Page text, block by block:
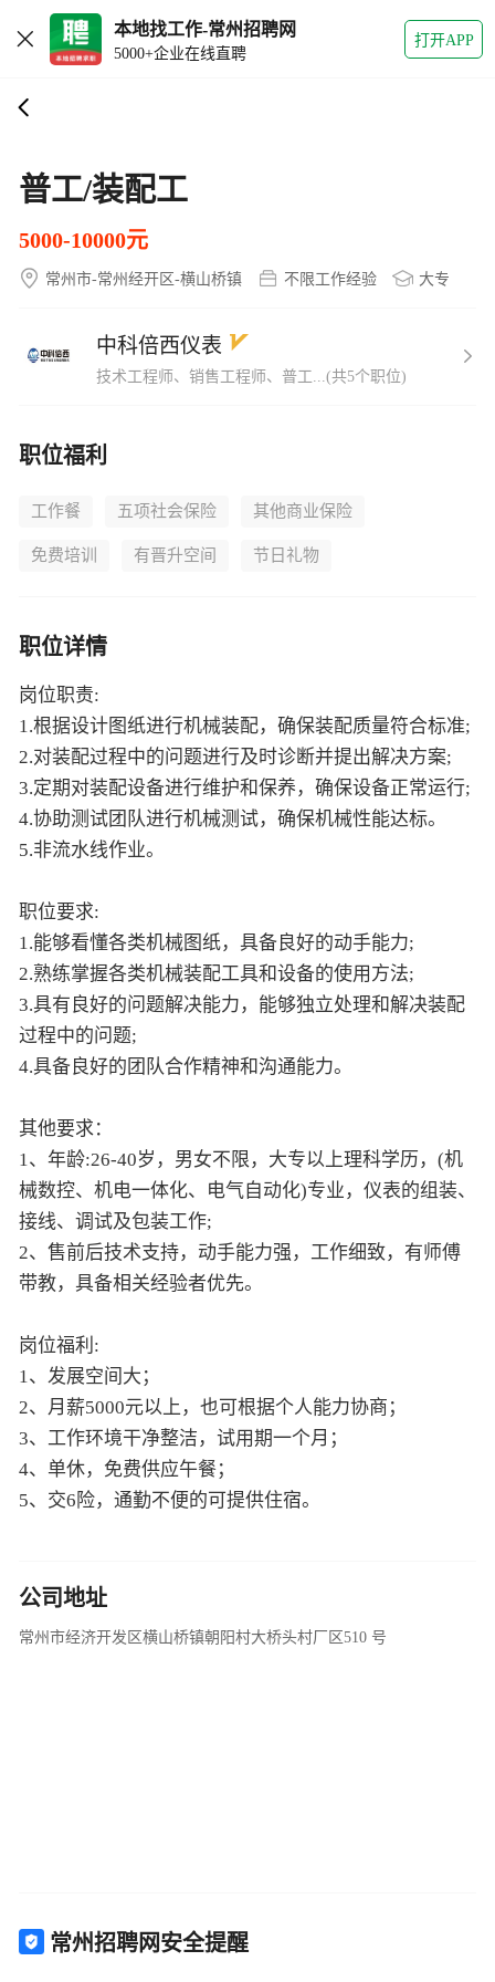
本地找工作-常州招聘网
5000+企业在线直聘
打开APP
普工/装配工
5000-10000元
常州市-常州经开区-横山桥镇 不限工作经验 大专
中科倍西仪表
技术工程师、销售工程师、普工...(共5个职位)
职位福利
工作餐 五项社会保险 其他商业保险
免费培训 有晋升空间 节日礼物
职位详情
岗位职责:
1.根据设计图纸进行机械装配，确保装配质量符合标准;
2.对装配过程中的问题进行及时诊断并提出解决方案;
3.定期对装配设备进行维护和保养，确保设备正常运行;
4.协助测试团队进行机械测试，确保机械性能达标。
5.非流水线作业。
职位要求:
1.能够看懂各类机械图纸，具备良好的动手能力;
2.熟练掌握各类机械装配工具和设备的使用方法;
3.具有良好的问题解决能力，能够独立处理和解决装配
过程中的问题;
4.具备良好的团队合作精神和沟通能力。
其他要求：
1、年龄:26-40岁，男女不限，大专以上理科学历，(机
械数控、机电一体化、电气自动化)专业，仪表的组装、
接线、调试及包装工作;
2、售前后技术支持，动手能力强，工作细致，有师傅
带教，具备相关经验者优先。
岗位福利:
1、发展空间大；
2、月薪5000元以上，也可根据个人能力协商；
3、工作环境干净整洁，试用期一个月；
4、单休，免费供应午餐；
5、交6险，通勤不便的可提供住宿。
公司地址
常州市经济开发区横山桥镇朝阳村大桥头村厂区510 号
常州招聘网安全提醒